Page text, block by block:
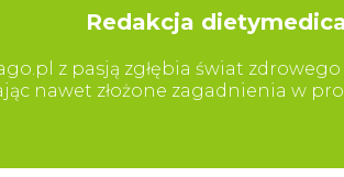
Redakcja
z pasją zgłębia świat
nawet złożone zagadnienia w